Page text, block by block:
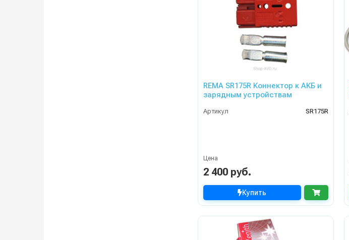
REMA SR175R Коннектор к АКБ и
зарядным устройствам
Артикул SR175R
Цена
2 400 руб.
Купить